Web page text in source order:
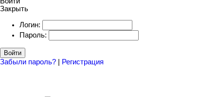
Закрыть
Логин:
Пароль:
Войти
Забыли пароль? | Регистрация